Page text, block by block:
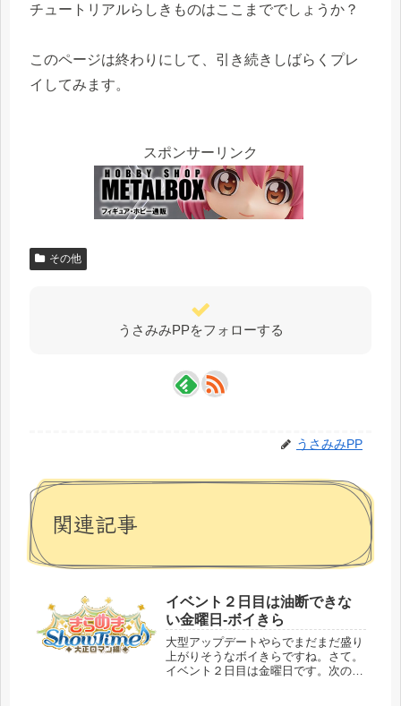
チュートリアルらしきものはここまででしょうか？
このページは終わりにして、引き続きしばらくプレ
イしてみます。
スポンサーリンク
その他
うさみみPPをフォローする
うさみみPP
関連記事
イベント２日目は油断できな
い金曜日-ボイきら
大型アップデートやらでまだまだ盛り
上がりそうなボイきらですね。さて。
イベント２日目は金曜日です。次の日